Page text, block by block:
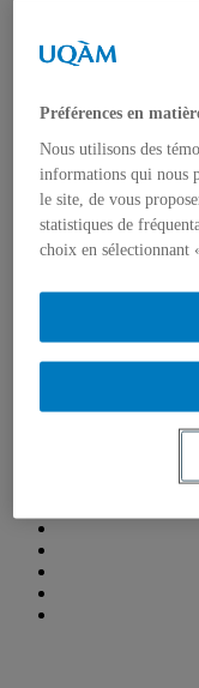
Israël-Gaza
Dans les
Coup de fil
Haïti
Balados –
Étudiant-e-s
Emplois,
Formations,
Centre de
Récentes
Blogue Un
Comité
Préférences en
Nous utilisons des
informations qui nous
le site, de vous
statistiques de
choix en sélectionnant